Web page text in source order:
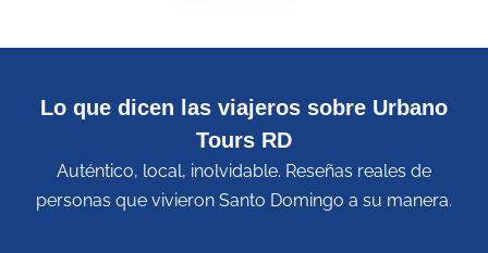
Lo que dicen las viajeros sobre Urbano
Tours RD
Auténtico, local, inolvidable. Reseñas reales de
personas que vivieron Santo Domingo a su manera.